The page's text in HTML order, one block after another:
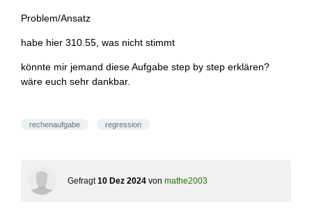
Problem/Ansatz
habe hier 310.55, was nicht stimmt
könnte mir jemand diese Aufgabe step by step erklären?
wäre euch sehr dankbar.
rechenaufgabe regression
Gefragt 10 Dez 2024 von mathe2003